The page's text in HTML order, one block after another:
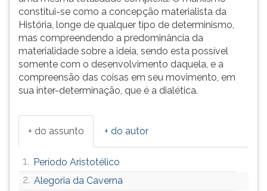
constitui-se como a concepção materialista da
História, longe de qualquer tipo de determinismo,
mas compreendendo a predominância da
materialidade sobre a ideia, sendo esta possível
somente com o desenvolvimento daquela, e a
compreensão das coisas em seu movimento, em
sua inter-determinação, que é a dialética.
+ do assunto + do autor
1. Período Aristotélico
2. Alegoria da Caverna